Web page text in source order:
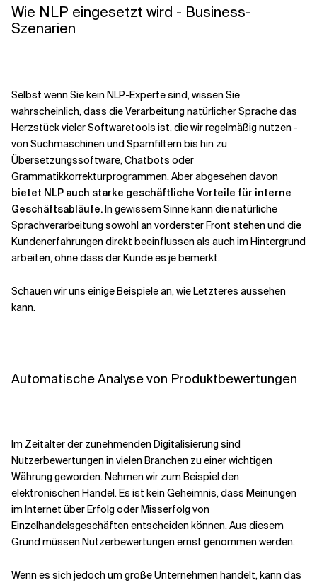
Wie NLP eingesetzt wird - Business-
Szenarien
Selbst wenn Sie kein NLP-Experte sind, wissen Sie
wahrscheinlich, dass die Verarbeitung natürlicher Sprache das
Herzstück vieler Softwaretools ist, die wir regelmäßig nutzen -
von Suchmaschinen und Spamfiltern bis hin zu
Übersetzungssoftware, Chatbots oder
Grammatikkorrekturprogrammen. Aber abgesehen davon
bietet NLP auch starke geschäftliche Vorteile für interne
Geschäftsabläufe. In gewissem Sinne kann die natürliche
Sprachverarbeitung sowohl an vorderster Front stehen und die
Kundenerfahrungen direkt beeinflussen als auch im Hintergrund
arbeiten, ohne dass der Kunde es je bemerkt.
Schauen wir uns einige Beispiele an, wie Letzteres aussehen
kann.
Automatische Analyse von Produktbewertungen
Im Zeitalter der zunehmenden Digitalisierung sind
Nutzerbewertungen in vielen Branchen zu einer wichtigen
Währung geworden. Nehmen wir zum Beispiel den
elektronischen Handel. Es ist kein Geheimnis, dass Meinungen
im Internet über Erfolg oder Misserfolg von
Einzelhandelsgeschäften entscheiden können. Aus diesem
Grund müssen Nutzerbewertungen ernst genommen werden.
Wenn es sich jedoch um große Unternehmen handelt, kann das